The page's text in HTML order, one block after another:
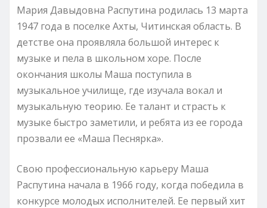
Мария Давыдовна Распутина родилась 13 марта
1947 года в поселке Ахты, Читинская область. В
детстве она проявляла большой интерес к
музыке и пела в школьном хоре. После
окончания школы Маша поступила в
музыкальное училище, где изучала вокал и
музыкальную теорию. Ее талант и страсть к
музыке быстро заметили, и ребята из ее города
прозвали ее «Маша Песнярка».
Свою профессиональную карьеру Маша
Распутина начала в 1966 году, когда победила в
конкурсе молодых исполнителей. Ее первый хит